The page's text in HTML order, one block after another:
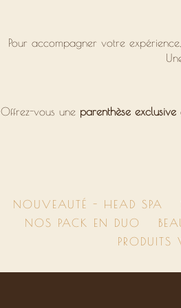
Pour accompagner votre expérience,
Offrez-vous une parenthèse exclusive
NOUVEAUTÉ - HEAD SPA
NOS PACK EN DUO